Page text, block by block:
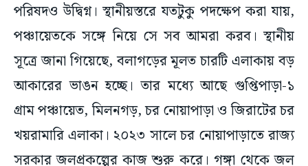
পরিষদও উদ্বিগ্ন। স্থানীয়স্তরে যতটুকু পদক্ষেপ করা যায়,
পঞ্চায়েতকে সঙ্গে নিয়ে সে সব আমরা করব। স্থানীয়
সূত্রে জানা গিয়েছে, বলাগড়ের মূলত চারটি এলাকায় বড়
আকারের ভাঙন হচ্ছে। তার মধ্যে আছে গুপ্তিপাড়া-১
গ্রাম পঞ্চায়েত, মিলনগড়, চর নোয়াপাড়া ও জিরাটের চর
খয়রামারি এলাকা। ২০২৩ সালে চর নোয়াপাড়াতে রাজ্য
সরকার জলপ্রকল্পের কাজ শুরু করে। গঙ্গা থেকে জল